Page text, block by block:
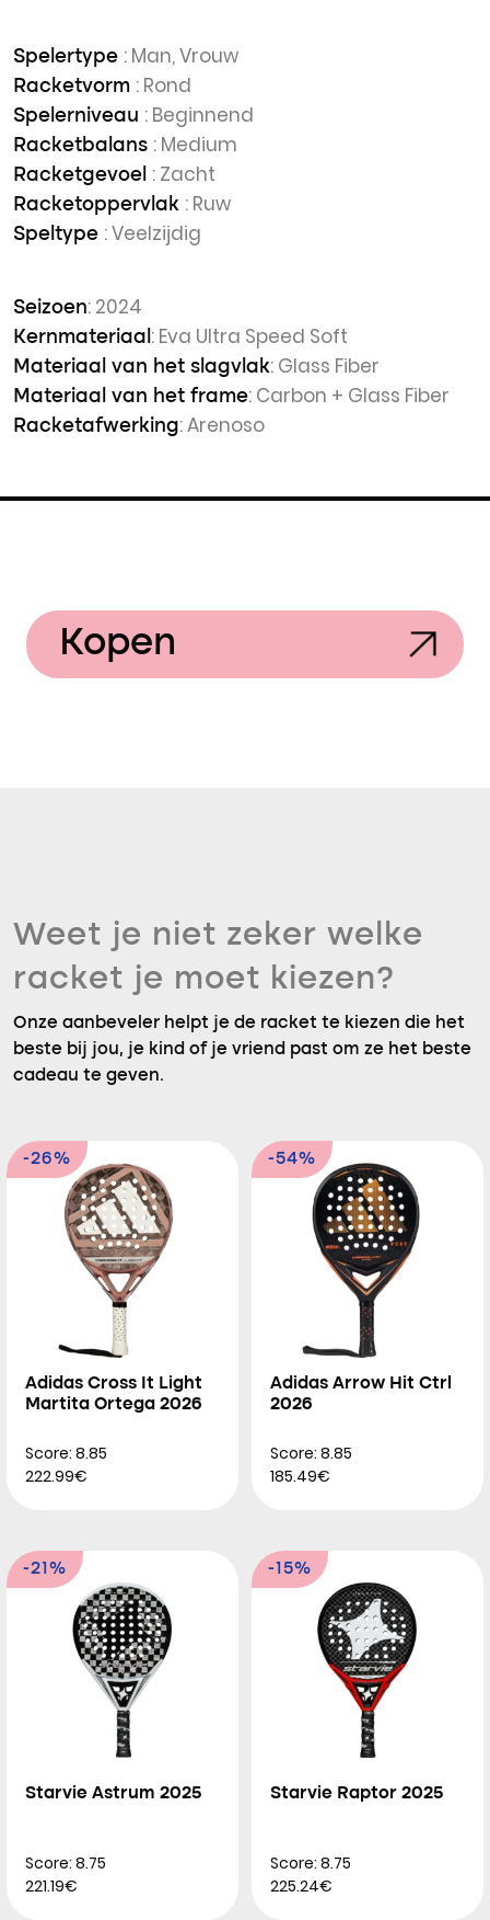
Spelertype : Man, Vrouw
Racketvorm : Rond
Spelerniveau : Beginnend
Racketbalans : Medium
Racketgevoel : Zacht
Racketoppervlak : Ruw
Speltype : Veelzijdig
Seizoen: 2024
Kernmateriaal : Eva Ultra Speed Soft
Materiaal van het slagvlak: Glass Fiber
Materiaal van het frame: Carbon + Glass Fiber
Racketafwerking: Arenoso
Kopen
Weet je niet zeker welke
racket je moet kiezen?
Onze aanbeveler helpt je de racket te kiezen die het
beste bij jou, je kind of je vriend past om ze het beste
cadeau te geven.
-26%
Adidas Cross It Light
Martita Ortega 2026
Score: 8.85
222.99€
-54%
Adidas Arrow Hit Ctrl
2026
Score: 8.85
185.49€
-21%
Starvie Astrum 2025
Score: 8.75
221.19€
-15%
Starvie Raptor 2025
Score: 8.75
225.24€